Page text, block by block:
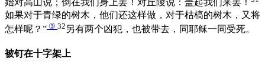
始对高山说；倒在我们身上罢！对丘陵说：盖起我们来罢！
如果对于青绿的树木，他们还这样做，对于枯槁的树木，又将
怎样呢？” ③ 32 另有两个凶犯，也被带去，同耶稣一同受死。
被钉在十字架上